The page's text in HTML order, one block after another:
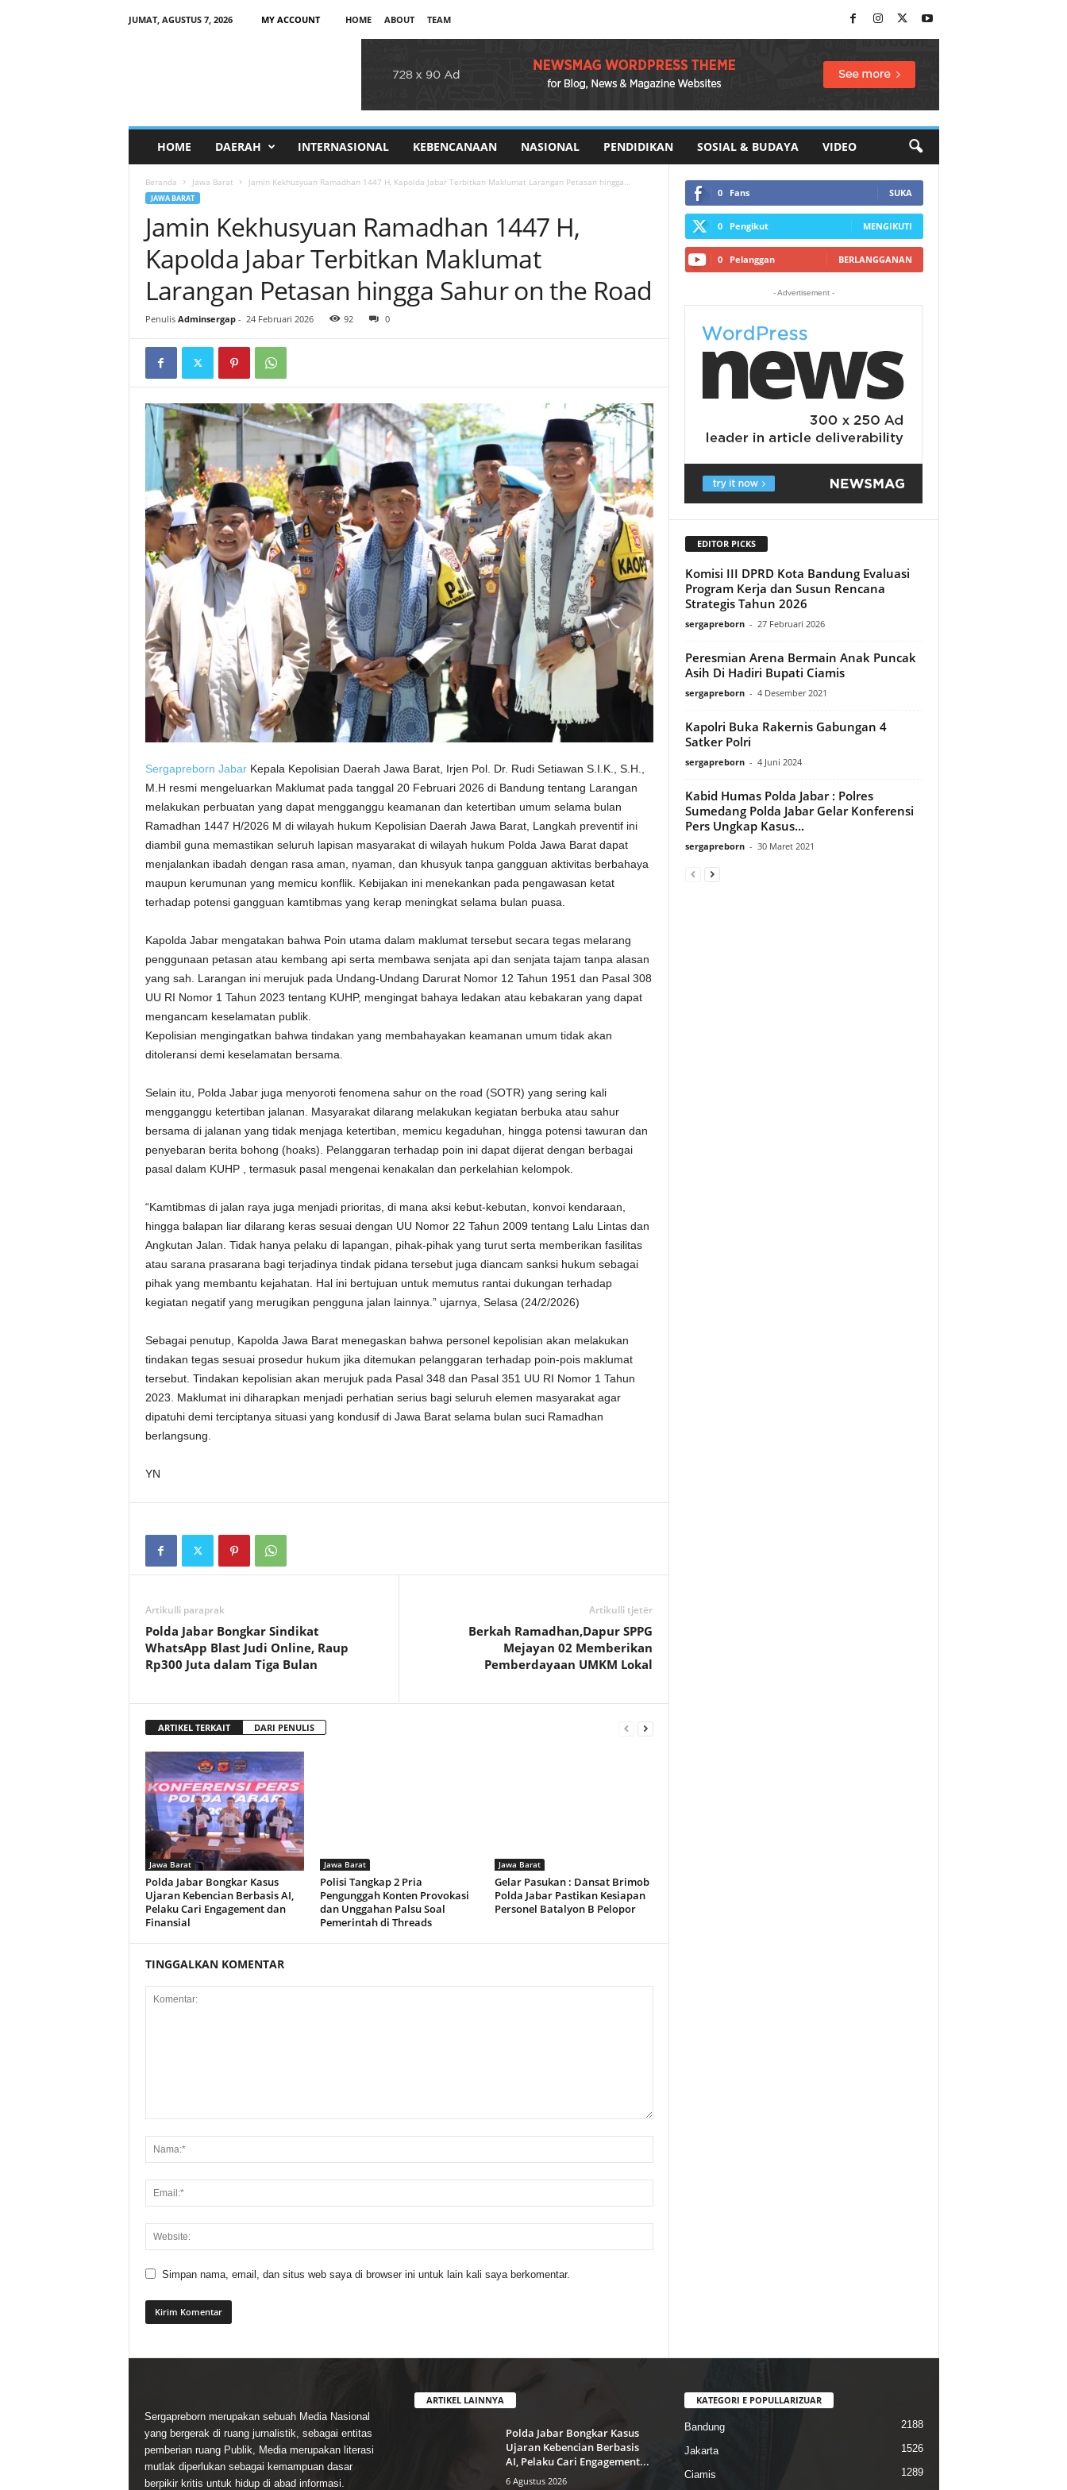
JUMAT, AGUSTUS 7, 2026 MY ACCOUNT HOME ABOUT TEAM
HOME DAERAH INTERNASIONAL KEBENCANAAN NASIONAL PENDIDIKAN SOSIAL & BUDAYA VIDEO
Beranda Jawa Barat Jamin Kekhusyuan Ramadhan 1447 H, Kapolda Jabar Terbitkan Maklumat Larangan Petasan hingga...
JAWA BARAT
Jamin Kekhusyuan Ramadhan 1447 H,
Kapolda Jabar Terbitkan Maklumat
Larangan Petasan hingga Sahur on the Road
Penulis Adminsergap- 24 Februari 2026 92 0
Sergapreborn JabarKepala Kepolisian Daerah Jawa Barat, Irjen Pol. Dr. Rudi Setiawan S.I.K., S.H.,
M.H resmi mengeluarkan Maklumat pada tanggal 20 Februari 2026 di Bandung tentang Larangan
melakukan perbuatan yang dapat mengganggu keamanan dan ketertiban umum selama bulan
Ramadhan 1447 H/2026 M di wilayah hukum Kepolisian Daerah Jawa Barat, Langkah preventif ini
diambil guna memastikan seluruh lapisan masyarakat di wilayah hukum Polda Jawa Barat dapat
menjalankan ibadah dengan rasa aman, nyaman, dan khusyuk tanpa gangguan aktivitas berbahaya
maupun kerumunan yang memicu konflik. Kebijakan ini menekankan pada pengawasan ketat
terhadap potensi gangguan kamtibmas yang kerap meningkat selama bulan puasa.
Kapolda Jabar mengatakan bahwa Poin utama dalam maklumat tersebut secara tegas melarang
penggunaan petasan atau kembang api serta membawa senjata api dan senjata tajam tanpa alasan
yang sah. Larangan ini merujuk pada Undang-Undang Darurat Nomor 12 Tahun 1951 dan Pasal 308
UU RI Nomor 1 Tahun 2023 tentang KUHP, mengingat bahaya ledakan atau kebakaran yang dapat
mengancam keselamatan publik.
Kepolisian mengingatkan bahwa tindakan yang membahayakan keamanan umum tidak akan
ditoleransi demi keselamatan bersama.
Selain itu, Polda Jabar juga menyoroti fenomena sahur on the road (SOTR) yang sering kali
mengganggu ketertiban jalanan. Masyarakat dilarang melakukan kegiatan berbuka atau sahur
bersama di jalanan yang tidak menjaga ketertiban, memicu kegaduhan, hingga potensi tawuran dan
penyebaran berita bohong (hoaks). Pelanggaran terhadap poin ini dapat dijerat dengan berbagai
pasal dalam KUHP , termasuk pasal mengenai kenakalan dan perkelahian kelompok.
“Kamtibmas di jalan raya juga menjadi prioritas, di mana aksi kebut-kebutan, konvoi kendaraan,
hingga balapan liar dilarang keras sesuai dengan UU Nomor 22 Tahun 2009 tentang Lalu Lintas dan
Angkutan Jalan. Tidak hanya pelaku di lapangan, pihak-pihak yang turut serta memberikan fasilitas
atau sarana prasarana bagi terjadinya tindak pidana tersebut juga diancam sanksi hukum sebagai
pihak yang membantu kejahatan. Hal ini bertujuan untuk memutus rantai dukungan terhadap
kegiatan negatif yang merugikan pengguna jalan lainnya.” ujarnya, Selasa (24/2/2026)
Sebagai penutup, Kapolda Jawa Barat menegaskan bahwa personel kepolisian akan melakukan
tindakan tegas sesuai prosedur hukum jika ditemukan pelanggaran terhadap poin-pois maklumat
tersebut. Tindakan kepolisian akan merujuk pada Pasal 348 dan Pasal 351 UU RI Nomor 1 Tahun
2023. Maklumat ini diharapkan menjadi perhatian serius bagi seluruh elemen masyarakat agar
dipatuhi demi terciptanya situasi yang kondusif di Jawa Barat selama bulan suci Ramadhan
berlangsung.
YN
Artikulli paraprak
Polda Jabar Bongkar Sindikat
WhatsApp Blast Judi Online, Raup
Rp300 Juta dalam Tiga Bulan
Artikulli tjetër
Berkah Ramadhan,Dapur SPPG
Mejayan 02 Memberikan
Pemberdayaan UMKM Lokal
ARTIKEL TERKAIT DARI PENULIS
Jawa Barat
Polda Jabar Bongkar Kasus
Ujaran Kebencian Berbasis AI,
Pelaku Cari Engagement dan
Finansial
Jawa Barat
Polisi Tangkap 2 Pria
Pengunggah Konten Provokasi
dan Unggahan Palsu Soal
Pemerintah di Threads
Jawa Barat
Gelar Pasukan : Dansat Brimob
Polda Jabar Pastikan Kesiapan
Personel Batalyon B Pelopor
TINGGALKAN KOMENTAR
Simpan nama, email, dan situs web saya di browser ini untuk lain kali saya berkomentar.
0 Fans SUKA
0 Pengikut MENGIKUTI
0 Pelanggan BERLANGGANAN
- Advertisement -
EDITOR PICKS
Komisi III DPRD Kota Bandung Evaluasi
Program Kerja dan Susun Rencana
Strategis Tahun 2026
sergapreborn - 27 Februari 2026
Peresmian Arena Bermain Anak Puncak
Asih Di Hadiri Bupati Ciamis
sergapreborn - 4 Desember 2021
Kapolri Buka Rakernis Gabungan 4
Satker Polri
sergapreborn - 4 Juni 2024
Kabid Humas Polda Jabar : Polres
Sumedang Polda Jabar Gelar Konferensi
Pers Ungkap Kasus...
sergapreborn - 30 Maret 2021
Sergapreborn merupakan sebuah Media Nasional
yang bergerak di ruang jurnalistik, sebagai entitas
pemberian ruang Publik, Media merupakan literasi
mutlak diperlukan sebagai kemampuan dasar
berpikir kritis untuk hidup di abad informasi.
ARTIKEL LAINNYA
Polda Jabar Bongkar Kasus
Ujaran Kebencian Berbasis
AI, Pelaku Cari Engagement...
6 Agustus 2026
KATEGORI E POPULLARIZUAR
Bandung 2188
Jakarta 1526
Ciamis
1289